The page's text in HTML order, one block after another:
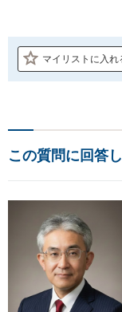
マイリストに入れ
この質問に回答